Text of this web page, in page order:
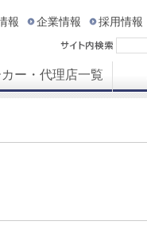
報 企業情報 採用情報
カー・代理店一覧